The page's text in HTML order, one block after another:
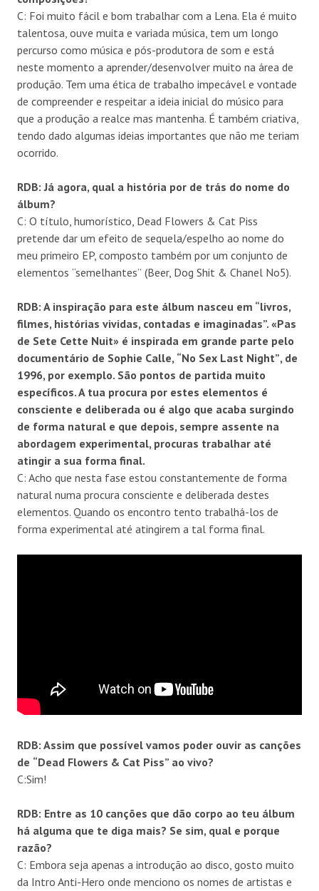
C: Foi muito fácil e bom trabalhar com a Lena. Ela é muito
talentosa, ouve muita e variada música, tem um longo
percurso como música e pós-produtora de som e está
neste momento a aprender/desenvolver muito na área de
produção. Tem uma ética de trabalho impecável e vontade
de compreender e respeitar a ideia inicial do músico para
que a produção a realce mas mantenha. É também criativa,
tendo dado algumas ideias importantes que não me teriam
ocorrido.
RDB: Já agora, qual a história por de trás do nome do
álbum?
C: O título, humorístico, Dead Flowers & Cat Piss
pretende dar um efeito de sequela/espelho ao nome do
meu primeiro EP, composto também por um conjunto de
elementos “semelhantes” (Beer, Dog Shit & Chanel No5).
RDB: A inspiração para este álbum nasceu em “livros,
filmes, histórias vividas, contadas e imaginadas”. «Pas
de Sete Cette Nuit» é inspirada em grande parte pelo
documentário de Sophie Calle, “No Sex Last Night”, de
1996, por exemplo. São pontos de partida muito
específicos. A tua procura por estes elementos é
consciente e deliberada ou é algo que acaba surgindo
de forma natural e que depois, sempre assente na
abordagem experimental, procuras trabalhar até
atingir a sua forma final.
C: Acho que nesta fase estou constantemente de forma
natural numa procura consciente e deliberada destes
elementos. Quando os encontro tento trabalhá-los de
forma experimental até atingirem a tal forma final.
RDB: Assim que possível vamos poder ouvir as canções
de “Dead Flowers & Cat Piss” ao vivo?
C:Sim!
RDB: Entre as 10 canções que dão corpo ao teu álbum
há alguma que te diga mais? Se sim, qual e porque
razão?
C: Embora seja apenas a introdução ao disco, gosto muito
da Intro Anti-Hero onde menciono os nomes de artistas e